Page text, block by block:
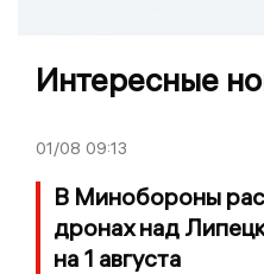
Интересные
01/08 09:13
В Минобороны
дронах над
на 1 августа